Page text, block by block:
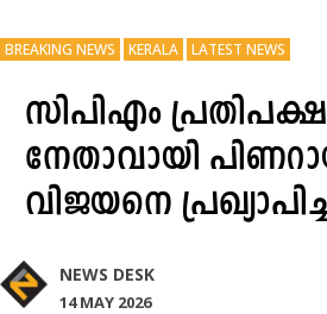
BREAKING NEWS KERALA LATEST NEWS
സിപിഎം പ്രതിപക്ഷ
നേതാവായി
വിജയനെ
NEWS DESK
14 MAY 2026